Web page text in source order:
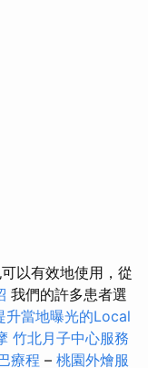
以有效地使用，從
我們的許多患者選
升當地曝光的Local
竹北月子中心服務
療程 – 桃園外燴服